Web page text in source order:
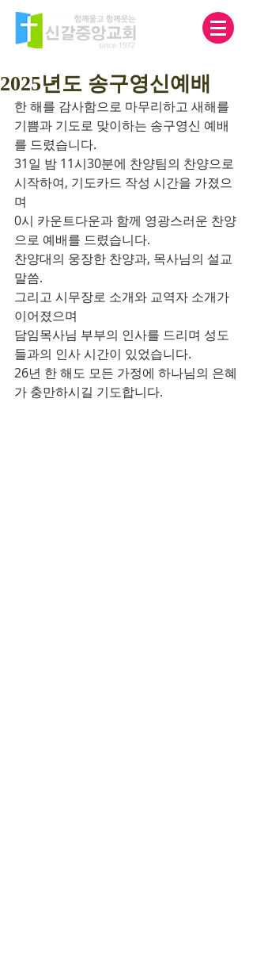
2025년도 송구영신예배
한 해를 감사함으로 마무리하고 새해를
기쁨과 기도로 맞이하는 송구영신 예배
를 드렸습니다.
31일 밤 11시30분에 찬양팀의 찬양으로
시작하여, 기도카드 작성 시간을 가졌으
며
0시 카운트다운과 함께 영광스러운 찬양
으로 예배를 드렸습니다.
찬양대의 웅장한 찬양과, 목사님의 설교
말씀.
그리고 시무장로 소개와 교역자 소개가
이어졌으며
담임목사님 부부의 인사를 드리며 성도
들과의 인사 시간이 있었습니다.
26년 한 해도 모든 가정에 하나님의 은혜
가 충만하시길 기도합니다.